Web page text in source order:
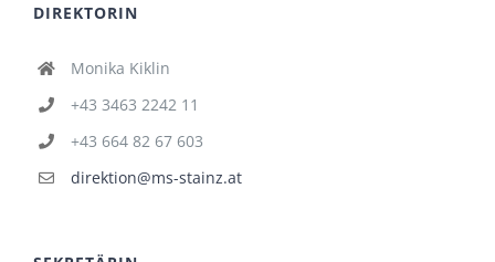
DIREKTORIN
Monika Kiklin
+43 3463 2242 11
+43 664 82 67 603
direktion@ms-stainz.at